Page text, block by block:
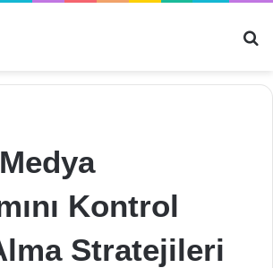
Kontrol
Stratejileri